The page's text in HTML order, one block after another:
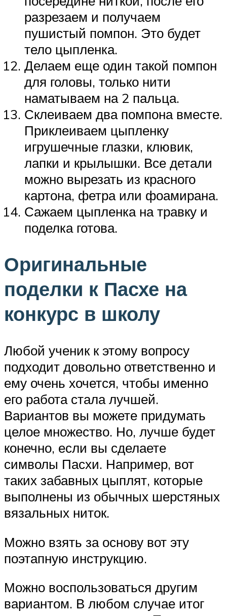
разрезаем и получаем
пушистый помпон. Это будет
тело цыпленка.
Делаем еще один такой помпон
для головы, только нити
наматываем на 2 пальца.
Склеиваем два помпона вместе.
Приклеиваем цыпленку
игрушечные глазки, клювик,
лапки и крылышки. Все детали
можно вырезать из красного
картона, фетра или фоамирана.
Сажаем цыпленка на травку и
поделка готова.
Оригинальные
поделки к Пасхе на
конкурс в школу
Любой ученик к этому вопросу
подходит довольно ответственно и
ему очень хочется, чтобы именно
его работа стала лучшей.
Вариантов вы можете придумать
целое множество. Но, лучше будет
конечно, если вы сделаете
символы Пасхи. Например, вот
таких забавных цыплят, которые
выполнены из обычных шерстяных
вязальных ниток.
Можно взять за основу вот эту
поэтапную инструкцию.
Можно воспользоваться другим
вариантом. В любом случае итог